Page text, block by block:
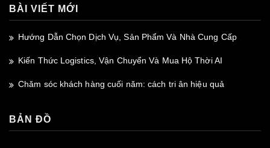
BÀI VIẾT MỚI
Hướng Dẫn Chọn Dịch Vụ, Sản Phẩm Và Nhà Cung Cấp
Kiến Thức Logistics, Vận Chuyển Và Mua Hộ Thời AI
Chăm sóc khách hàng cuối năm: cách tri ân hiệu quả
BẢN ĐỒ